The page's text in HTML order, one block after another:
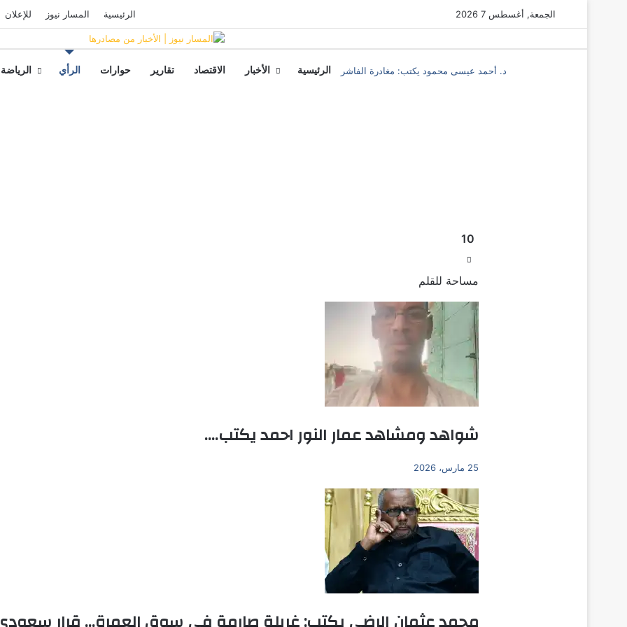
الجمعة, أغسطس 7 2026 ‫YouTubeتسجيل الدخول
الرئيسية المسار نيوز للإعلان
د. أحمد عيسى محمود يكتب: مغادرة الفاشر الرئيسية الأخبار الاقتصاد تقارير حوارات الرأي الرياضة
10
مساحة للقلم
شواهد ومشاهد عمار النور احمد يكتب….
25 مارس، 2026